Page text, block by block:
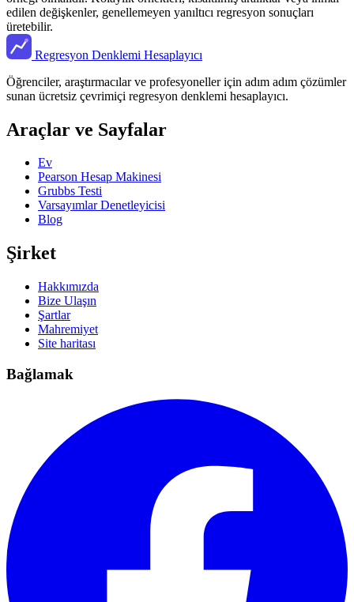
edilen değişkenler, genellemeyen yanıltıcı regresyon sonuçları
üretebilir.
Regresyon Denklemi Hesaplayıcı
Öğrenciler, araştırmacılar ve profesyoneller için adım adım çözümler
sunan ücretsiz çevrimiçi regresyon denklemi hesaplayıcı.
Araçlar ve Sayfalar
Ev
Pearson Hesap Makinesi
Grubbs Testi
Varsayımlar Denetleyicisi
Blog
Şirket
Hakkımızda
Bize Ulaşın
Şartlar
Mahremiyet
Site haritası
Bağlamak